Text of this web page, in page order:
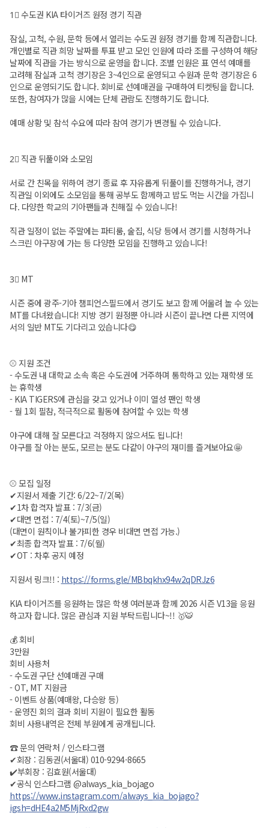
1⃣ 수도권 KIA 타이거즈 원정 경기 직관
잠실, 고척, 수원, 문학 등에서 열리는 수도권 원정 경기를 함께 직관합니다.
개인별로 직관 희망 날짜를 투표 받고 모인 인원에 따라 조를 구성하여 해당
날짜에 직관을 가는 방식으로 운영을 합니다. 조별 인원은 표 연석 예매를
고려해 잠실과 고척 경기장은 3~4인으로 운영되고 수원과 문학 경기장은 6
인으로 운영되기도 합니다. 회비로 선예매권을 구매하여 티켓팅을 합니다.
또한, 참여자가 많을 시에는 단체 관람도 진행하기도 합니다.
예매 상황 및 참석 수요에 따라 참여 경기가 변경될 수 있습니다.
2⃣ 직관 뒤풀이와 소모임
서로 간 친목을 위하여 경기 종료 후 자유롭게 뒤풀이를 진행하거나, 경기
직관일 이외에도 소모임을 통해 공부도 함께하고 밥도 먹는 시간을 가집니
다. 다양한 학교의 기아팬들과 친해질 수 있습니다!
직관 일정이 없는 주말에는 파티룸, 술집, 식당 등에서 경기를 시청하거나
스크린 야구장에 가는 등 다양한 모임을 진행하고 있습니다!
3⃣ MT
시즌 중에 광주-기아 챔피언스필드에서 경기도 보고 함께 어울려 놀 수 있는
MT를 다녀왔습니다! 지방 경기 원정뿐 아니라 시즌이 끝나면 다른 지역에
서의 일반 MT도 기다리고 있습니다😋
⚾ 지원 조건
- 수도권 내 대학교 소속 혹은 수도권에 거주하며 통학하고 있는 재학생 또
는 휴학생
- KIA TIGERS에 관심을 갖고 있거나 이미 열성 팬인 학생
- 월 1회 필참, 적극적으로 활동에 참여할 수 있는 학생
야구에 대해 잘 모른다고 걱정하지 않으셔도 됩니다!
야구를 잘 아는 분도, 모르는 분도 다같이 야구의 재미를 즐겨보아요🤩
⚾ 모집 일정
✔지원서 제출 기간: 6/22~7/2(목)
✔1차 합격자 발표 : 7/3(금)
✔대면 면접 : 7/4(토)~7/5(일)
(대면이 원칙이나 불가피한 경우 비대면 면접 가능.)
✔최종 합격자 발표 : 7/6(월)
✔OT : 차후 공지 예정
지원서 링크!! : https://forms.gle/MBbqkhx94w2qDRJz6
KIA 타이거즈를 응원하는 많은 학생 여러분과 함께 2026 시즌 V13을 응원
하고자 합니다. 많은 관심과 지원 부탁드립니다~!! 🥇🐯
💰 회비
3만원
회비 사용처
- 수도권 구단 선예매권 구매
- OT, MT 지원금
- 이벤트 상품(예매왕, 다승왕 등)
- 운영진 회의 결과 회비 지원이 필요한 활동
회비 사용내역은 전체 부원에게 공개됩니다.
☎ 문의 연락처 / 인스타그램
✔회장 : 김동권(서울대) 010-9294-8665
✔️부회장 : 김효원(서울대)
✔공식 인스타그램 @always_kia_bojago
https://www.instagram.com/always_kia_bojago?
igsh=dHE4a2M5MjRxd2gw